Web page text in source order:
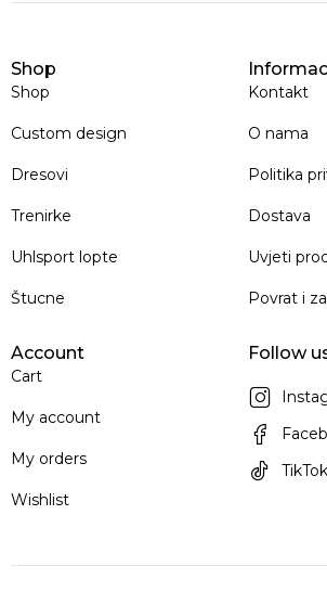
Shop
Shop
Custom design
Dresovi
Trenirke
Uhlsport lopte
Štucne
Kontakt
O nama
Politika
Dostava
Uvjeti
Povrat i
Account
Cart
My account
My orders
Wishlist
Follow
TikTok